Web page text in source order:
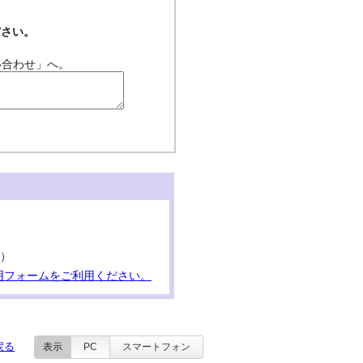
い。
わせ」へ。
ォームをご利用ください。
る 表示 PC スマートフォン